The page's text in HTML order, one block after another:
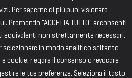
Per saperne di più puoi visionare
. Premendo "ACCETTA TUTTO" acconsenti
equivalenti non strettamente necessari.
selezionare in modo analitico soltanto
cookie, negare il consenso o revocare
le tue preferenze. Seleziona il tasto